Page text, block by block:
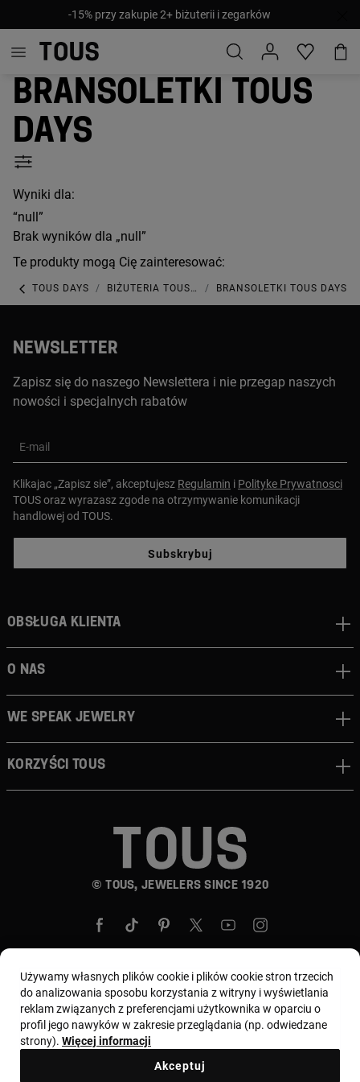
-15% przy zakupie 2+ biżuterii i zegarków
Bransoletki TOUS
Days
Wyniki dla:
“null”
Brak wyników dla „null”
Te produkty mogą Cię zainteresować:
TOUS DAYS BIŻUTERIA TOUS DAYS BRANSOLETKI TOUS DAYS
NEWSLETTER
Zapisz się do naszego Newslettera i nie przegap naszych
nowości i specjalnych rabatów
E-mail
Klikajac „Zapisz sie”, akceptujesz Regulamin i Polityke Prywatnosci
TOUS oraz wyrazasz zgode na otrzymywanie komunikacji
handlowej od TOUS.
Subskrybuj
© TOUS, JEWELERS SINCE 1920
Obsługa klienta
O nas
We speak jewelry
Korzyści TOUS
Wybierz kraj i walutę:Polska / Euro
Używamy własnych plików cookie i plików cookie stron trzecich
do analizowania sposobu korzystania z witryny i wyświetlania
reklam związanych z preferencjami użytkownika w oparciu o
profil jego nawyków w zakresie przeglądania (np. odwiedzane
strony). Więcej informacji
Akceptuj